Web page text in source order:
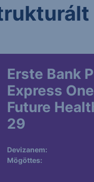
Erste Bank
Express
Future
29
Devizanem:
Mögöttes: